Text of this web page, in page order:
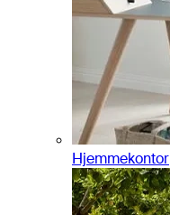
Hjemmekontor